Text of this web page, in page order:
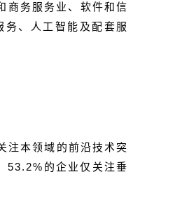
商务服务业、软件和信
、人工智能及配套服
注本领域的前沿技术突
53.2%的企业仅关注垂